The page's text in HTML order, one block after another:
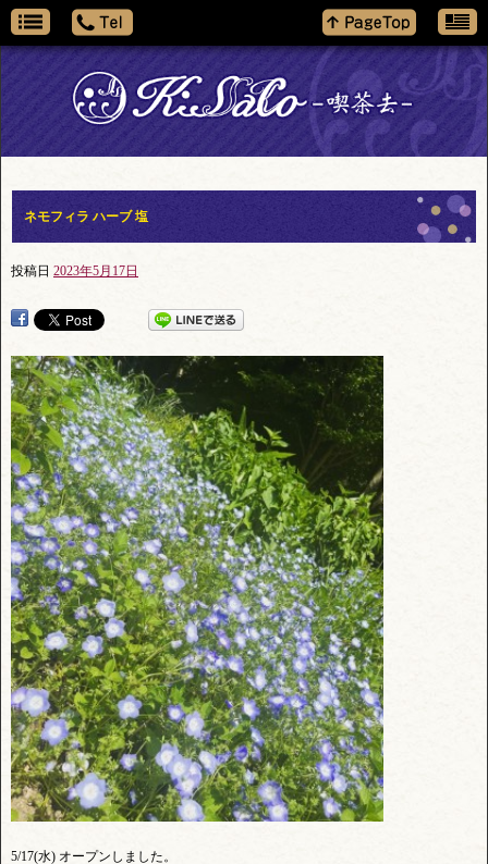
ネモフィラ ハーブ 塩
投稿日 2023年5月17日
5/17(水) オープンしました。